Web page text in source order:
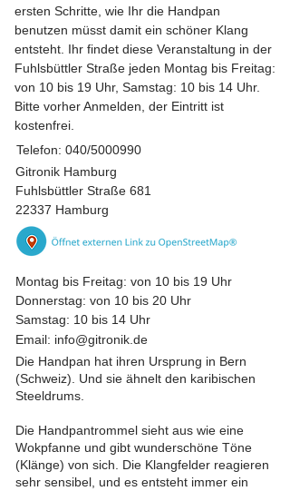
ersten Schritte, wie Ihr die Handpan
benutzen müsst damit ein schöner Klang
entsteht. Ihr findet diese Veranstaltung in der
Fuhlsbüttler Straße jeden Montag bis Freitag:
von 10 bis 19 Uhr, Samstag: 10 bis 14 Uhr.
Bitte vorher Anmelden, der Eintritt ist
kostenfrei.
Telefon: 040/5000990
Gitronik Hamburg
Fuhlsbüttler Straße 681
22337 Hamburg
Montag bis Freitag: von 10 bis 19 Uhr
Donnerstag: von 10 bis 20 Uhr
Samstag: 10 bis 14 Uhr
Email: info@gitronik.de
Die Handpan hat ihren Ursprung in Bern
(Schweiz). Und sie ähnelt den karibischen
Steeldrums.
Die Handpantrommel sieht aus wie eine
Wokpfanne und gibt wunderschöne Töne
(Klänge) von sich. Die Klangfelder reagieren
sehr sensibel, und es entsteht immer ein